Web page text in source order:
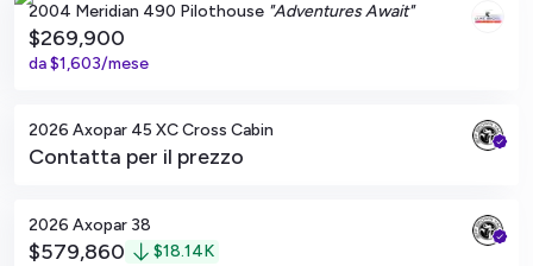
2004 Meridian 490 Pilothouse "Adventures Await"
$269,900
da$1,603/mese
2026 Axopar 45 XC Cross Cabin
Contatta per il prezzo
San Diego, California
2026 Axopar 38
$579,860 $18.14K
San Diego, California